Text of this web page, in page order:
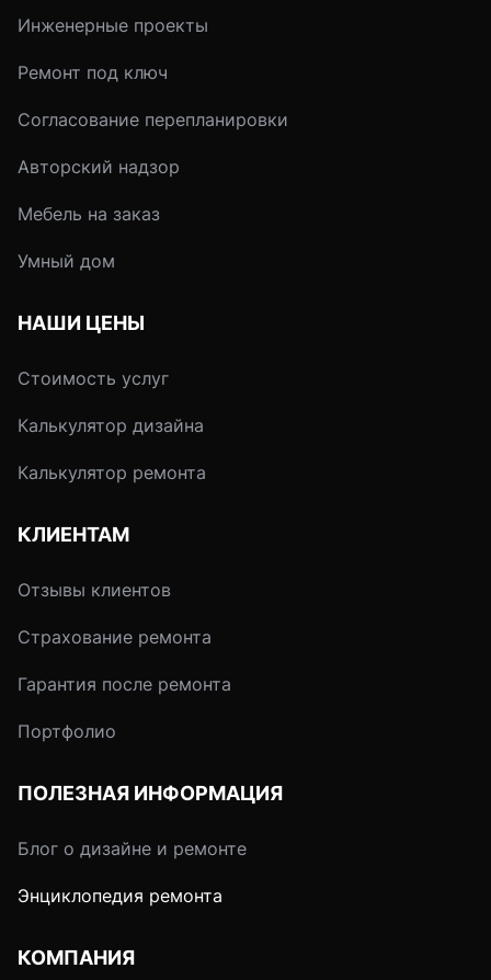
Инженерные проекты
Ремонт под ключ
Согласование перепланировки
Авторский надзор
Мебель на заказ
Умный дом
НАШИ ЦЕНЫ
Стоимость услуг
Калькулятор дизайна
Калькулятор ремонта
КЛИЕНТАМ
Отзывы клиентов
Страхование ремонта
Гарантия после ремонта
Портфолио
ПОЛЕЗНАЯ ИНФОРМАЦИЯ
Блог о дизайне и ремонте
Энциклопедия ремонта
КОМПАНИЯ